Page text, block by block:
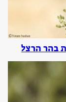
בהר הרצל